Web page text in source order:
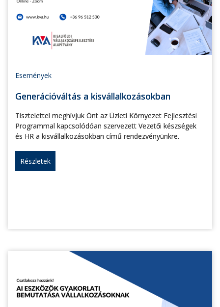
Események
Generációváltás a kisvállalkozásokban
Tisztelettel meghívjuk Önt az Üzleti Környezet Fejlesztési
Programmal kapcsolódóan szervezett Vezetői készségek
és HR a kisvállalkozásokban című rendezvényünkre.
Részletek